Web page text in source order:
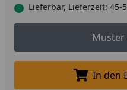
Lieferbar, Lieferzeit: 45-
In den